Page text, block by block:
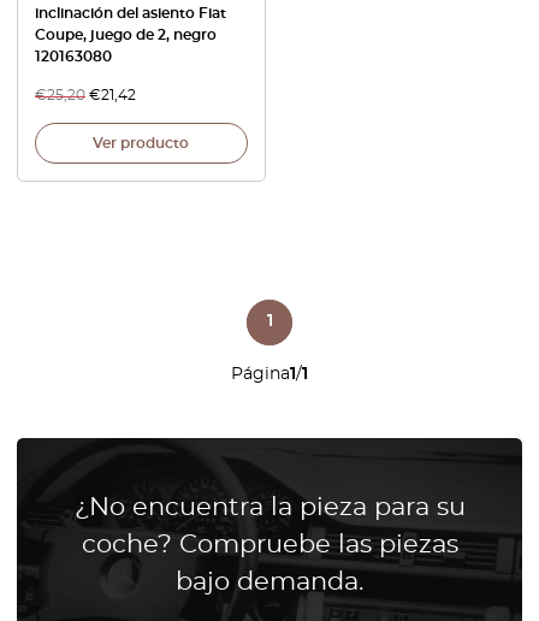
inclinación del asiento Fiat
Coupe, juego de 2, negro
120163080
€25,20 €21,42
Ver producto
Página1/1
1
¿No encuentra la pieza para su
coche? Compruebe las piezas
bajo demanda.